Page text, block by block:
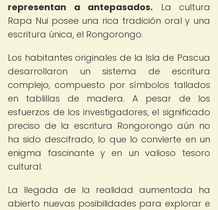
representan a antepasados. La cultura
Rapa Nui posee una rica tradición oral y una
escritura única, el Rongorongo.
Los habitantes originales de la Isla de Pascua
desarrollaron un sistema de escritura
complejo, compuesto por símbolos tallados
en tablillas de madera. A pesar de los
esfuerzos de los investigadores, el significado
preciso de la escritura Rongorongo aún no
ha sido descifrado, lo que lo convierte en un
enigma fascinante y en un valioso tesoro
cultural.
La llegada de la realidad aumentada ha
abierto nuevas posibilidades para explorar e